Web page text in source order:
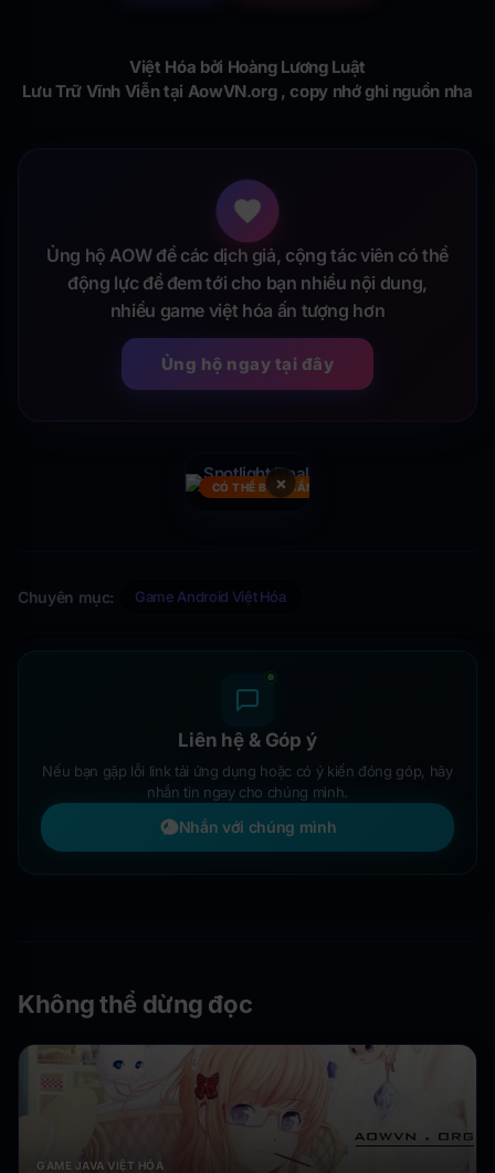
Việt Hóa bởi Hoàng Lương Luật
Lưu Trữ Vĩnh Viễn tại AowVN.org , copy nhớ ghi nguồn nha
Ủng hộ AOW để các dịch giả, cộng tác viên có thể
động lực để đem tới cho bạn nhiều nội dung,
nhiều game việt hóa ấn tượng hơn
Ủng hộ ngay tại đây
×
CÓ THỂ BẠN CẦN
Chuyên mục: Game Android Việt Hóa
Liên hệ & Góp ý
Nếu bạn gặp lỗi link tải ứng dụng hoặc có ý kiến đóng góp, hãy
nhắn tin ngay cho chúng mình.
Nhắn với chúng mình
Không thể dừng đọc
GAME JAVA VIỆT HÓA